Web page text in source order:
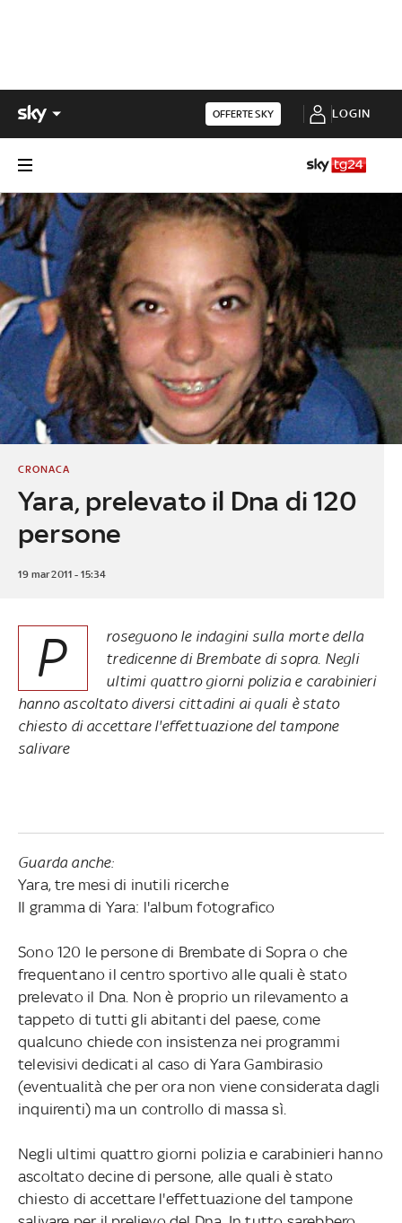
OFFERTE SKY LOGIN
Yara, prelevato il Dna di 120
persone
CRONACA
19 mar 2011 - 15:34
P
roseguono le indagini sulla morte della
tredicenne di Brembate di sopra. Negli
ultimi quattro giorni polizia e carabinieri
hanno ascoltato diversi cittadini ai quali è stato
chiesto di accettare l'effettuazione del tampone
salivare
Guarda anche:
Yara, tre mesi di inutili ricerche
Il gramma di Yara: l'album fotografico
Sono 120 le persone di Brembate di Sopra o che
frequentano il centro sportivo alle quali è stato
prelevato il Dna. Non è proprio un rilevamento a
tappeto di tutti gli abitanti del paese, come
qualcuno chiede con insistenza nei programmi
televisivi dedicati al caso di Yara Gambirasio
(eventualità che per ora non viene considerata dagli
inquirenti) ma un controllo di massa sì.
Negli ultimi quattro giorni polizia e carabinieri hanno
ascoltato decine di persone, alle quali è stato
chiesto di accettare l'effettuazione del tampone